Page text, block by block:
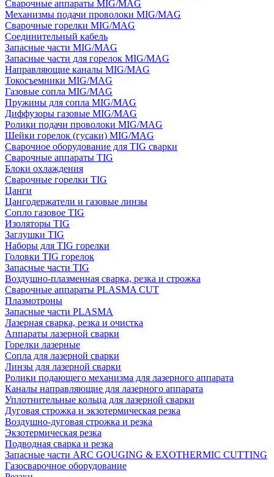
Сварочные аппараты MIG/MAG
Механизмы подачи проволоки MIG/MAG
Сварочные горелки MIG/MAG
Соединительный кабель
Запасные части MIG/MAG
Запасные части для горелок MIG/MAG
Направляющие каналы MIG/MAG
Токосъемники MIG/MAG
Газовые сопла MIG/MAG
Пружины для сопла MIG/MAG
Диффузоры газовые MIG/MAG
Ролики подачи проволоки MIG/MAG
Шейки горелок (гусаки) MIG/MAG
Сварочное оборудование для TIG сварки
Сварочные аппараты TIG
Блоки охлаждения
Сварочные горелки TIG
Цанги
Цангодержатели и газовые линзы
Сопло газовое TIG
Изоляторы TIG
Заглушки TIG
Наборы для TIG горелки
Головки TIG горелок
Запасные части TIG
Воздушно-плазменная сварка, резка и строжка
Сварочные аппараты PLASMA CUT
Плазмотроны
Запасные части PLASMA
Лазерная сварка, резка и очистка
Аппараты лазерной сварки
Горелки лазерные
Сопла для лазерной сварки
Линзы для лазерной сварки
Ролики подающего механизма для лазерного аппарата
Каналы направляющие для лазерного аппарата
Уплотнительные кольца для лазерной сварки
Дуговая строжка и экзотермическая резка
Воздушно-дуговая строжка и резка
Экзотермическая резка
Подводная сварка и резка
Запасные части ARC GOUGING & EXOTHERMIC CUTTING
Газосварочное оборудование